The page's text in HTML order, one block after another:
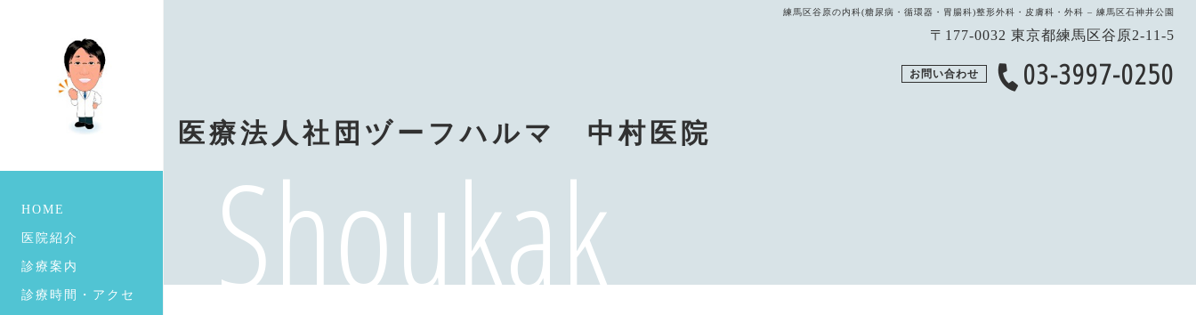
練馬区谷原の内科(糖尿病・循環器・胃腸科)整形外科・皮膚科・外科 – 練馬区石神井公園
HOME
医院紹介
診療案内
診療時間・アクセ
Shoukak
〒177-0032 東京都練馬区谷原2-11-5
お問い合わせ 03-3997-0250
医療法人社団ヅーフハルマ 中村医院